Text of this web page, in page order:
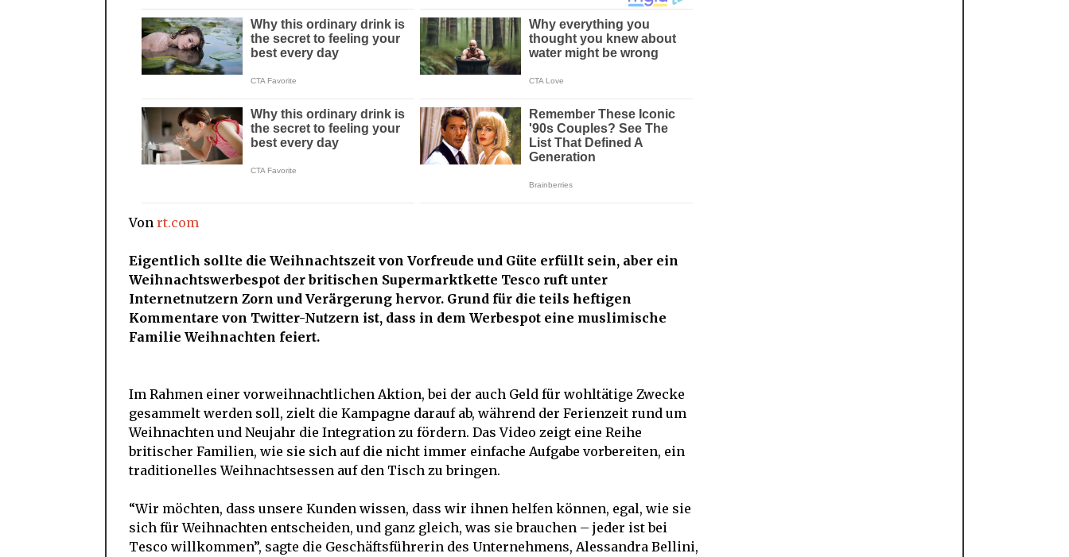
Von rt.com
Eigentlich sollte die Weihnachtszeit von Vorfreude und Güte erfüllt sein, aber ein
Weihnachtswerbespot der britischen Supermarktkette Tesco ruft unter
Internetnutzern Zorn und Verärgerung hervor. Grund für die teils heftigen
Kommentare von Twitter-Nutzern ist, dass in dem Werbespot eine muslimische
Familie Weihnachten feiert.
Im Rahmen einer vorweihnachtlichen Aktion, bei der auch Geld für wohltätige Zwecke
gesammelt werden soll, zielt die Kampagne darauf ab, während der Ferienzeit rund um
Weihnachten und Neujahr die Integration zu fördern. Das Video zeigt eine Reihe
britischer Familien, wie sie sich auf die nicht immer einfache Aufgabe vorbereiten, ein
traditionelles Weihnachtsessen auf den Tisch zu bringen.
“Wir möchten, dass unsere Kunden wissen, dass wir ihnen helfen können, egal, wie sie
sich für Weihnachten entscheiden, und ganz gleich, was sie brauchen – jeder ist bei
Tesco willkommen”, sagte die Geschäftsführerin des Unternehmens, Alessandra Bellini,